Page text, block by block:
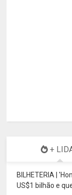
+
BILHETERIA |
US$1 bilhão e